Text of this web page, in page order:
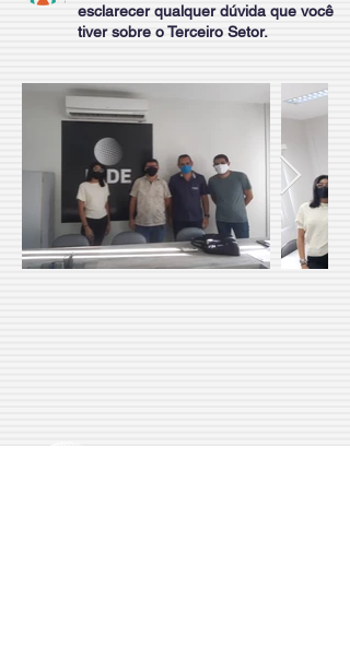
esclarecer qualquer dúvida que você
tiver sobre o Terceiro Setor.